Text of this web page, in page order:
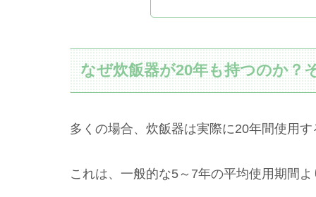
なぜ炊飯器が20年も持つのか？
多くの場合、炊飯器は実際に20年間使用
これは、一般的な5～7年の平均使用期間